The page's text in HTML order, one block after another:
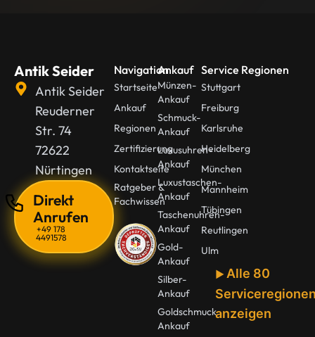
Antik Seider
Antik Seider
Reuderner
Str. 74
72622
Nürtingen
Direkt
Anrufen
+49 178
4491578
Navigation
Startseite
Ankauf
Regionen
Zertifizierung
Kontaktseite
Ratgeber &
Fachwissen
Ankauf
Münzen-
Ankauf
Schmuck-
Ankauf
Luxusuhren-
Ankauf
Luxustaschen-
Ankauf
Taschenuhren-
Ankauf
Gold-
Ankauf
Silber-
Ankauf
Goldschmuck
Ankauf
Service Regionen
Stuttgart
Freiburg
Karlsruhe
Heidelberg
München
Mannheim
Tübingen
Reutlingen
Ulm
Alle 80
anzeigen